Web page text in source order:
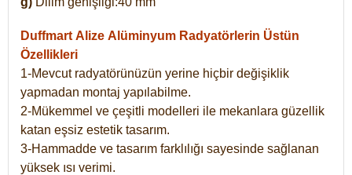
Duffmart Alize Alüminyum Radyatörlerin Üstün
Özellikleri
1-Mevcut radyatörünüzün yerine hiçbir değişiklik
yapmadan montaj yapılabilme.
2-Mükemmel ve çeşitli modelleri ile mekanlara güzellik
katan eşsiz estetik tasarım.
3-Hammadde ve tasarım farklılığı sayesinde sağlanan
yüksek ısı verimi.